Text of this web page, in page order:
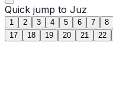
Quick jump to Juz
1 2 3 4 5 6 7 8
17
18 19 20 21 22